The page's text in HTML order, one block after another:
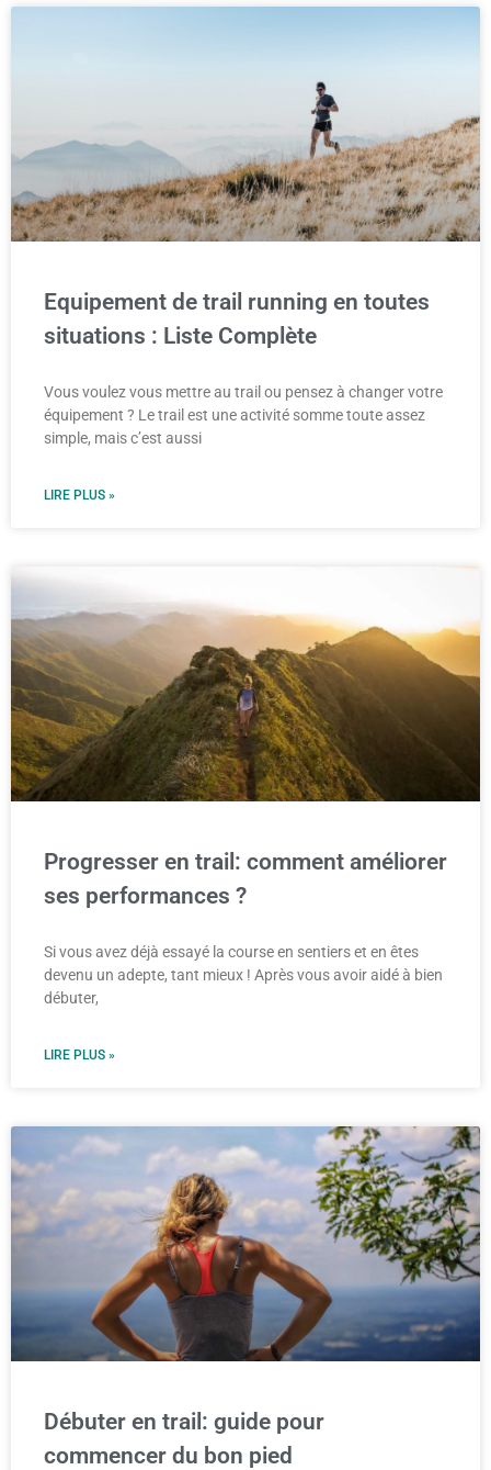
Equipement de trail running en toutes
situations : Liste Complète
Vous voulez vous mettre au trail ou pensez à changer votre
équipement ? Le trail est une activité somme toute assez
simple, mais c’est aussi
LIRE PLUS »
Progresser en trail: comment améliorer
ses performances ?
Si vous avez déjà essayé la course en sentiers et en êtes
devenu un adepte, tant mieux ! Après vous avoir aidé à bien
débuter,
LIRE PLUS »
Débuter en trail: guide pour
commencer du bon pied